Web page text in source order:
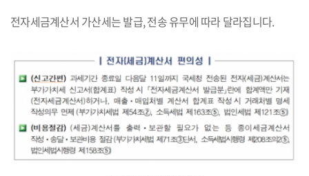
전자세금계산서 가산세는 발급, 전송 유무에 따라 달라집니다.